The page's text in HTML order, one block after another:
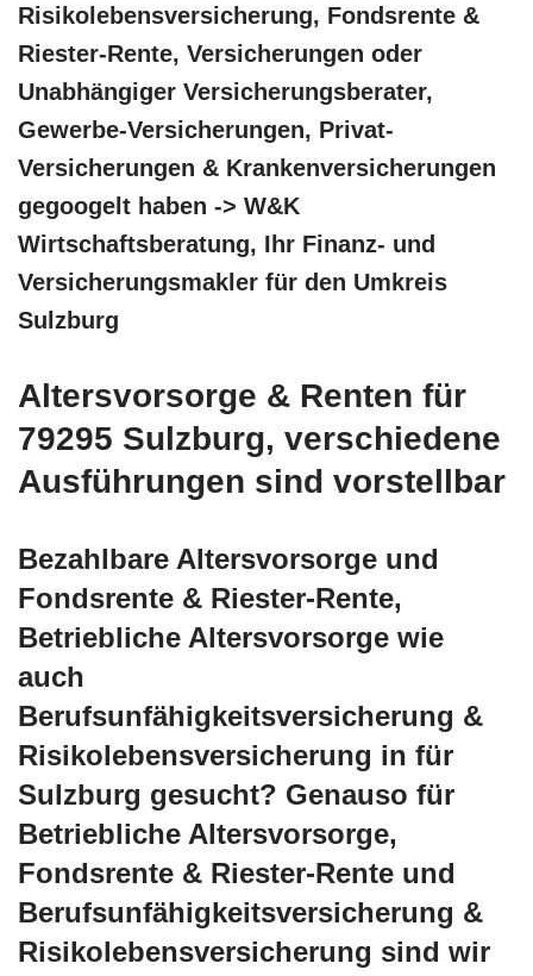
Risikolebensversicherung, Fondsrente &
Riester-Rente, Versicherungen oder
Unabhängiger Versicherungsberater,
Gewerbe-Versicherungen, Privat-
Versicherungen & Krankenversicherungen
gegoogelt haben -> W&K
Wirtschaftsberatung, Ihr Finanz- und
Versicherungsmakler für den Umkreis
Sulzburg
Altersvorsorge & Renten für
79295 Sulzburg, verschiedene
Ausführungen sind vorstellbar
Bezahlbare Altersvorsorge und
Fondsrente & Riester-Rente,
Betriebliche Altersvorsorge wie
auch
Berufsunfähigkeitsversicherung &
Risikolebensversicherung in für
Sulzburg gesucht? Genauso für
Betriebliche Altersvorsorge,
Fondsrente & Riester-Rente und
Berufsunfähigkeitsversicherung &
Risikolebensversicherung sind wir